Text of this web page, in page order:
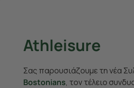
Athleisure
Σας παρουσιάζουμε τη νέα
Bostonians, τον τέλειο